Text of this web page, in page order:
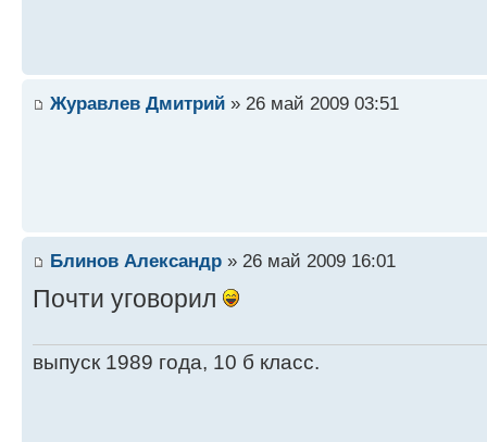
Журавлев Дмитрий » 26 май 2009 03:51
Блинов Александр » 26 май 2009 16:01
Почти уговорил
выпуск 1989 года, 10 б класс.